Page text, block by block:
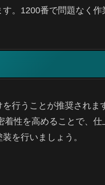
。1200番で問題なく作
行うことが推奨されま
性を高めることで、仕
を行いましょう。